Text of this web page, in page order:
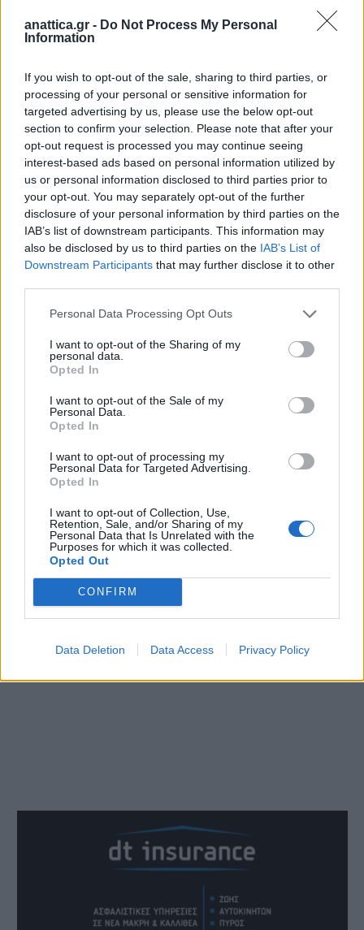
anattica.gr - Do Not Process My Personal
Information
If you wish to opt-out of the sale, sharing to third parties, or
processing of your personal or sensitive information for
targeted advertising by us, please use the below opt-out
section to confirm your selection. Please note that after your
opt-out request is processed you may continue seeing
interest-based ads based on personal information utilized by
us or personal information disclosed to third parties prior to
your opt-out. You may separately opt-out of the further
disclosure of your personal information by third parties on the
IAB’s list of downstream participants. This information may
also be disclosed by us to third parties on the IAB’s List of
Downstream Participants that may further disclose it to other
Personal Data Processing Opt Outs
I want to opt-out of the Sharing of my
personal data.
Opted In
I want to opt-out of the Sale of my
Personal Data.
Opted In
I want to opt-out of processing my
Personal Data for Targeted Advertising.
Opted In
I want to opt-out of Collection, Use,
Retention, Sale, and/or Sharing of my
Personal Data that Is Unrelated with the
Purposes for which it was collected.
Opted Out
CONFIRM
Data Deletion Data Access Privacy Policy